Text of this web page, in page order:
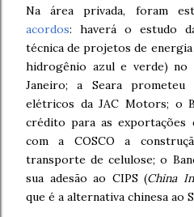
Na área privada, foram
acordos: haverá o estudo
técnica de projetos de
hidrogênio azul e verde)
Janeiro; a Seara prometeu
elétricos da JAC Motors; o
crédito para as exportações
com a COSCO a
transporte de celulose; o
sua adesão ao CIPS (China
que é a alternativa chinesa ao